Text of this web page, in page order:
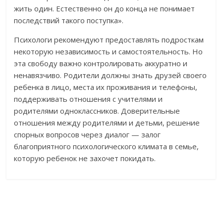
жить один. Естественно он до конца не понимает
последствий такого поступка».
Психологи рекомендуют предоставлять подросткам
некоторую независимость и самостоятельность. Но
эта свободу важно контролировать аккуратно и
ненавязчиво. Родители должны знать друзей своего
ребенка в лицо, места их проживания и телефоны,
поддерживать отношения с учителями и
родителями одноклассников. Доверительные
отношения между родителями и детьми, решение
спорных вопросов через диалог — залог
благоприятного психологического климата в семье,
которую ребенок не захочет покидать.